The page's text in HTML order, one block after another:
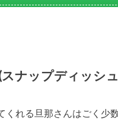
スナップディッシ
れる旦那さんはごく少